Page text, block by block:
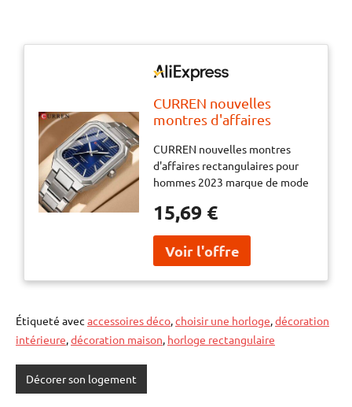
CURREN nouvelles
montres d'affaires
hommes 2023 marque
de mode Quartz bracelet
en acier inoxydable
horloge 8457
CURREN nouvelles montres
d'affaires rectangulaires pour
hommes 2023 marque de mode
inoxydable montre-bracelet
15,69 €
Étiqueté avec accessoires déco,choisir une horloge,décoration
intérieure,décoration maison, horloge rectangulaire
Décorer son logement